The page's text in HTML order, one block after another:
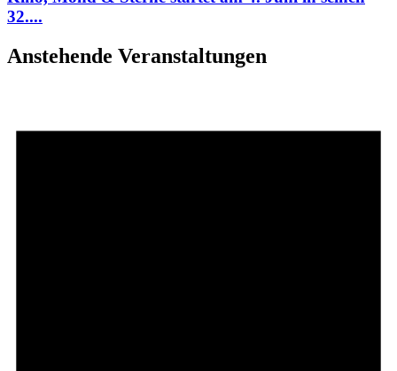
32....
Anstehende Veranstaltungen